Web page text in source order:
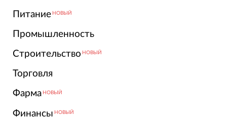
Питание НОВЫЙ
Промышленность
Строительство НОВЫЙ
Торговля
Фарма НОВЫЙ
Финансы НОВЫЙ